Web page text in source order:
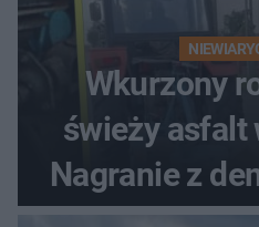
Wkurzony
świeży asfalt
Nagranie z